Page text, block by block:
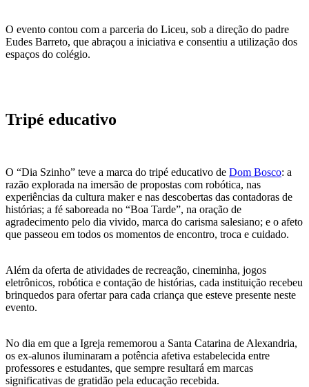
O evento contou com a parceria do Liceu, sob a direção do padre
Eudes Barreto, que abraçou a iniciativa e consentiu a utilização dos
espaços do colégio.
Tripé educativo
O “Dia Szinho” teve a marca do tripé educativo de Dom Bosco: a
razão explorada na imersão de propostas com robótica, nas
experiências da cultura maker e nas descobertas das contadoras de
histórias; a fé saboreada no “Boa Tarde”, na oração de
agradecimento pelo dia vivido, marca do carisma salesiano; e o afeto
que passeou em todos os momentos de encontro, troca e cuidado.
Além da oferta de atividades de recreação, cineminha, jogos
eletrônicos, robótica e contação de histórias, cada instituição recebeu
brinquedos para ofertar para cada criança que esteve presente neste
evento.
No dia em que a Igreja rememorou a Santa Catarina de Alexandria,
os ex-alunos iluminaram a potência afetiva estabelecida entre
professores e estudantes, que sempre resultará em marcas
significativas de gratidão pela educação recebida.